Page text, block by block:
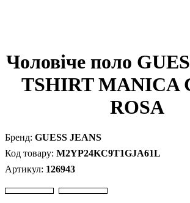
Чоловіче поло
TSHIRT MANICA
ROSA
GUESS JEANS
M2YP24KC9T1GJA61L
126943